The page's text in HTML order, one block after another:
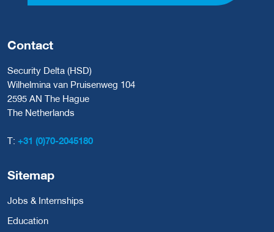
Contact
Security Delta (HSD)
Wilhelmina van Pruisenweg 104
2595 AN The Hague
The Netherlands
T: +31 (0)70-2045180
Sitemap
Jobs & Internships
Education